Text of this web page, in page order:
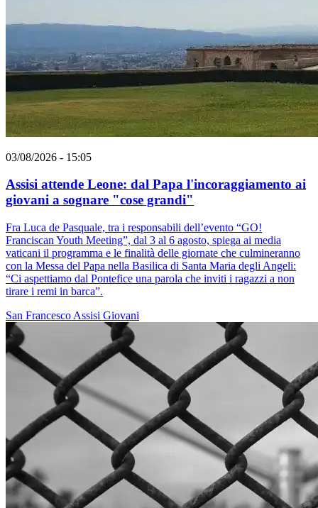
03/08/2026 - 15:05
Assisi attende Leone: dal Papa l'incoraggiamento ai
giovani a sognare "cose grandi"
Fra Luca de Pasquale, tra i responsabili dell’evento “GO!
Franciscan Youth Meeting”, dal 3 al 6 agosto, spiega ai media
vaticani il programma e le finalità delle giornate che culmineranno
con la Messa del Papa nella Basilica di Santa Maria degli Angeli:
“Ci aspettiamo dal Pontefice una parola che inviti i ragazzi a non
tirare i remi in barca”.
San Francesco Assisi Giovani